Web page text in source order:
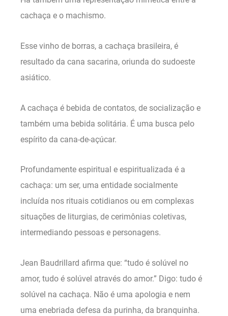
cachaça e o machismo.
Esse vinho de borras, a cachaça brasileira, é
resultado da cana sacarina, oriunda do sudoeste
asiático.
A cachaça é bebida de contatos, de socialização e
também uma bebida solitária. É uma busca pelo
espírito da cana-de-açúcar.
Profundamente espiritual e espiritualizada é a
cachaça: um ser, uma entidade socialmente
incluída nos rituais cotidianos ou em complexas
situações de liturgias, de cerimônias coletivas,
intermediando pessoas e personagens.
Jean Baudrillard afirma que: “tudo é solúvel no
amor, tudo é solúvel através do amor.” Digo: tudo é
solúvel na cachaça. Não é uma apologia e nem
uma enebriada defesa da purinha, da branquinha.